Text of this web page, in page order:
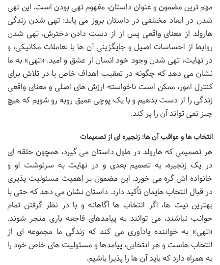
مهم ترین مضمون و عنوان داستان، مفهوم تهی بودن است. این تهی
شدن در ابعاد مختلفی در داستان بروز می یابد: تهی شدن زندگی
هارولد از معنای واقعی پس از از دست دادن دخترش، تهی شدن
روابط از احساسات اصیل و جایگزینی آن ها با تعاملات مکانیکی، و
در نهایت، تهی شدن وجود خود انسان از عشق و امید. «تهی» به ما
نشان می دهد که چگونه در تعقیب اهداف خاص یا در تلاش برای
کنترل امور، ممکن است ناخواسته ارزش های اصلی و معنای واقعی
زندگی را از دست بدهیم و با یک پوچی عمیق روبه رو شویم که هیچ
چیز نمی تواند آن را پر کند.
انتخاب ها و عواقب آن ها: زنجیره ای از تصمیمات
هر تصمیمی که هارولد در طول داستان می گیرد، همچون حلقه ای
در یک زنجیره، به تصمیم بعدی و در نهایت به سرنوشت او و
خانواده اش گره می خورد. این مضمون بر اهمیت مسئولیت پذیری
در قبال انتخاب هایمان تأکید دارد. داستان نشان می دهد که حتی با
بهترین نیت ها، اگر انتخاب ها آگاهانه و با در نظر گرفتن تمام
جوانب نباشند، می توانند به پیامدهای فاجعه باری منجر شوند.
«تهی» به خواننده یادآوری می کند که زندگی ما مجموعه ای از
انتخاب هاست و هر انتخابی، پیامدها و مسئولیت های خاص خود را
به همراه دارد که باید آن ها را پذیرا باشیم.